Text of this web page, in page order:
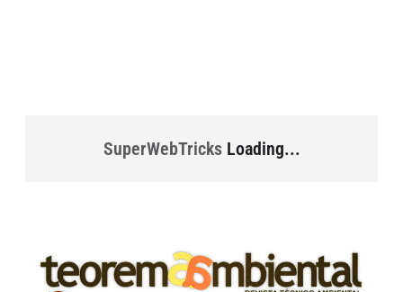
SuperWebTricksLoading...